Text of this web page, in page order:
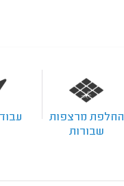
החלפת מרצפות
שבורות